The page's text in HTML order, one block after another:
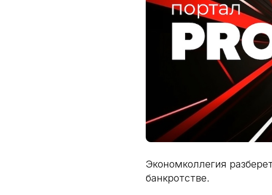
Экономколлегия
банкротстве.